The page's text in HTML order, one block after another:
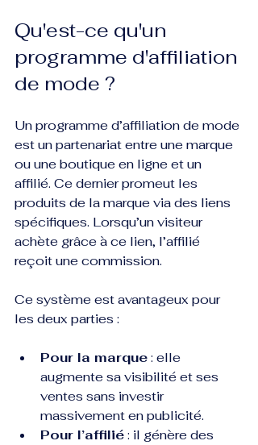
Qu'est-ce qu'un
programme d'affiliation
de mode ?
Un programme d’affiliation de mode
est un partenariat entre une marque
ou une boutique en ligne et un
affilié. Ce dernier promeut les
produits de la marque via des liens
spécifiques. Lorsqu’un visiteur
achète grâce à ce lien, l’affilié
reçoit une commission.
Ce système est avantageux pour
les deux parties :
Pour la marque : elle
augmente sa visibilité et ses
ventes sans investir
massivement en publicité.
Pour l’affilié : il génère des